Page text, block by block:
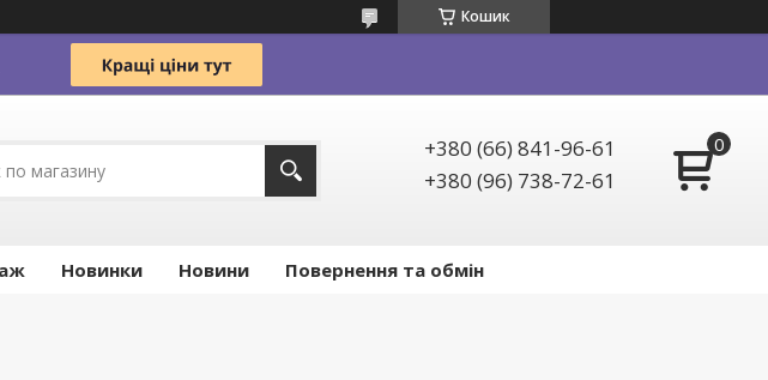
Кошик
+380 (66) 841-96-61
+380 (96) 738-72-61
Новинки Новини Повернення та обмін